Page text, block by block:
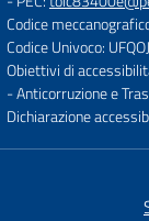
Codice
Codice Univoco:
Obiettivi di
- Anticorruzione e
Dichiarazione